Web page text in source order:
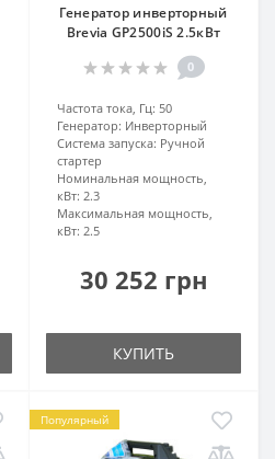
Генератор инверторный
Brevia GP2500iS 2.5кВт
0
Частота тока, Гц: 50
Генератор: Инверторный
Система запуска: Ручной
стартер
Номинальная мощность,
кВт: 2.3
Максимальная мощность,
кВт: 2.5
30 252 грн
КУПИТЬ
Популярный